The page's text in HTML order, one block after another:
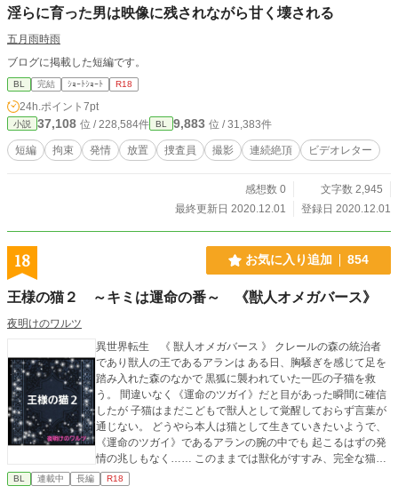
淫らに育った男は映像に残されながら甘く壊される
五月雨時雨
ブログに掲載した短編です。
BL 完結 ｼｮｰﾄｼｮｰﾄ R18
24h.ポイント 7pt
小説 37,108 位 / 228,584件 BL 9,883 位 / 31,383件
短編 拘束 発情 放置 捜査員 撮影 連続絶頂 ビデオレター
感想数 0
文字数 2,945
最終更新日 2020.12.01
登録日 2020.12.01
18 お気に入り追加 854
王様の猫２ ～キミは運命の番～ 《獣人オメガバース》
夜明けのワルツ
異世界転生 《 獣人オメガバース 》 クレールの森の統治者
であり獣人の王であるアランは ある日、胸騒ぎを感じて足を
踏み入れた森のなかで 黒狐に襲われていた一匹の子猫を救
う。 間違いなく《運命のツガイ》だと目があった瞬間に確信
したが 子猫はまだこどもで獣人として覚醒しておらず言葉が
通じない。 どうやら本人は猫として生きていきたいようで、
《運命のツガイ》であるアランの腕の中でも 起こるはずの発
情の兆しもなく…… このままでは獣化がすすみ、完全な猫と
なって自我を失う。 それは同時にようやく出会えた愛しい
《ツガイ》を失うということで… そんなことは耐えられない
BL 連載中 長編 R18